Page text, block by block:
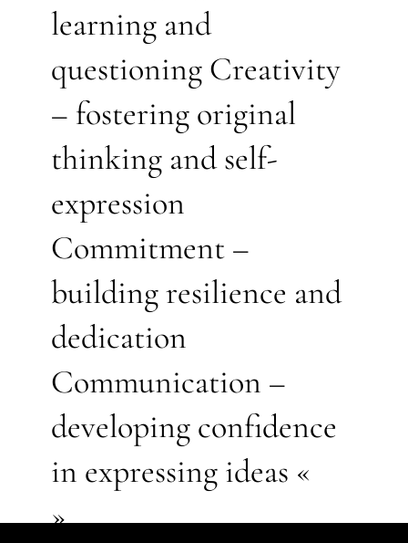
learning and
questioning Creativity
– fostering original
thinking and self-
expression
Commitment –
building resilience and
dedication
Communication –
developing confidence
in expressing ideas «
»